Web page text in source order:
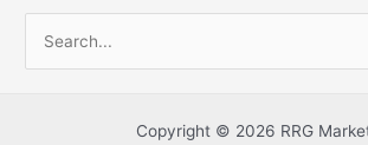
Copyright © 2026 RRG